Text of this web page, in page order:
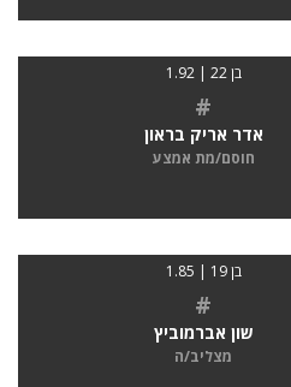
בן 22 | 1.92
#
אדר אריק בראון
חוסם/מת אמצע
בן 19 | 1.85
#
שון אברמוביץ
מצליב/ה